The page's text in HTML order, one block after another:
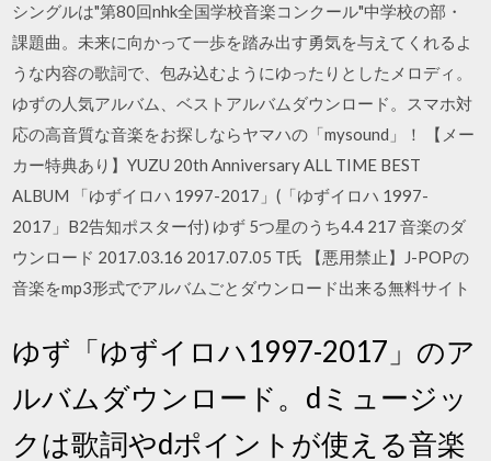
シングルは"第80回nhk全国学校音楽コンクール"中学校の部・
課題曲。未来に向かって一歩を踏み出す勇気を与えてくれるよ
うな内容の歌詞で、包み込むようにゆったりとしたメロディ。
ゆずの人気アルバム、ベストアルバムダウンロード。スマホ対
応の高音質な音楽をお探しならヤマハの「mysound」！ 【メー
カー特典あり】YUZU 20th Anniversary ALL TIME BEST
ALBUM 「ゆずイロハ 1997-2017」(「ゆずイロハ 1997-
2017」B2告知ポスター付) ゆず 5つ星のうち4.4 217 音楽のダ
ウンロード 2017.03.16 2017.07.05 T氏 【悪用禁止】J-POPの
音楽をmp3形式でアルバムごとダウンロード出来る無料サイト
ゆず「ゆずイロハ1997-2017」のア
ルバムダウンロード。dミュージッ
クは歌詞やdポイントが使える音楽